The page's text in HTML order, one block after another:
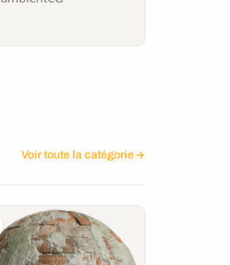
Voir toute la catégorie